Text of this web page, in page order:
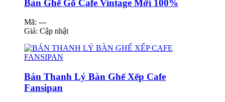
Bàn Ghế Gổ Cafe Vintage Mới 100%
Mã: ---
Giá: Cập nhật
Bán Thanh Lý Bàn Ghế Xếp Cafe
Fansipan